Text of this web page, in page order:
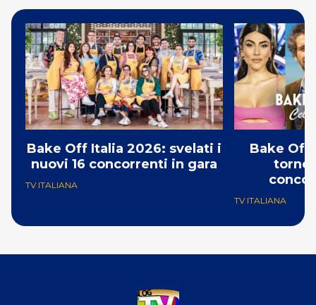
Bake Off Italia 2026: svelati i
nuovi 16 concorrenti in gara
TV ITALIANA
Bake Off
TV ITALIANA